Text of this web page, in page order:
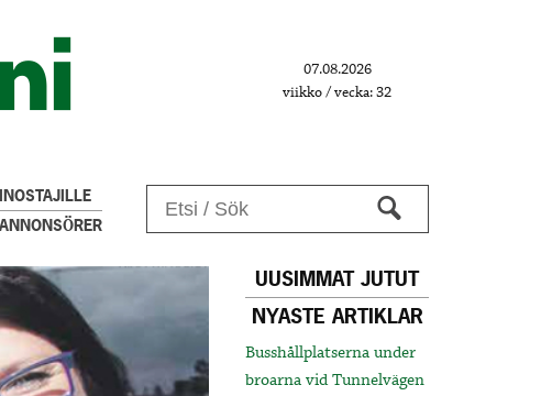
07.08.2026
viikko / vecka: 32
UUSIMMAT JUTUT
NYASTE ARTIKLAR
Busshållplatserna under
broarna vid Tunnelvägen